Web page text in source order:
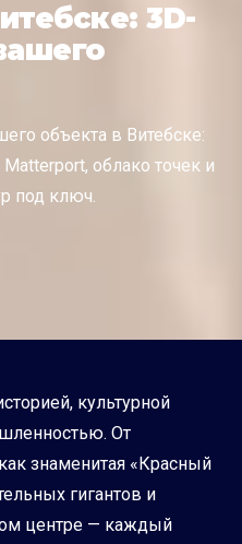
3D-
объекта в Витебске:
облако точек и
под ключ.
культурной
От
знаменитая «Красный
гигантов и
центре — каждый